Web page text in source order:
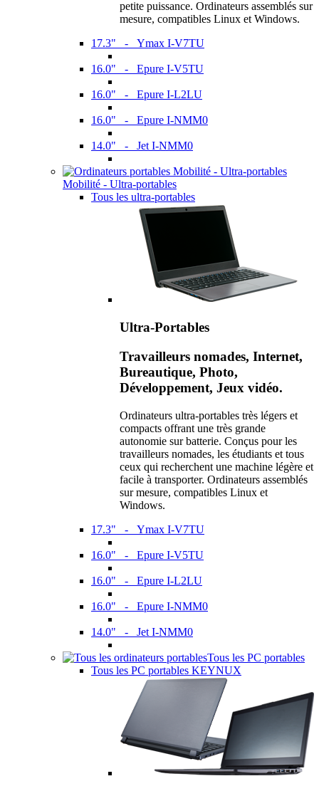
petite puissance. Ordinateurs assemblés sur
mesure, compatibles Linux et Windows.
17.3" - Ymax I-V7TU
16.0" - Epure I-V5TU
16.0" - Epure I-L2LU
16.0" - Epure I-NMM0
14.0" - Jet I-NMM0
Mobilité - Ultra-portables
Tous les ultra-portables
Ultra-Portables
Travailleurs nomades, Internet,
Bureautique, Photo,
Développement, Jeux vidéo.
Ordinateurs ultra-portables très légers et
compacts offrant une très grande
autonomie sur batterie. Conçus pour les
travailleurs nomades, les étudiants et tous
ceux qui recherchent une machine légère et
facile à transporter. Ordinateurs assemblés
sur mesure, compatibles Linux et
Windows.
17.3" - Ymax I-V7TU
16.0" - Epure I-V5TU
16.0" - Epure I-L2LU
16.0" - Epure I-NMM0
14.0" - Jet I-NMM0
Tous les PC portables
Tous les PC portables KEYNUX